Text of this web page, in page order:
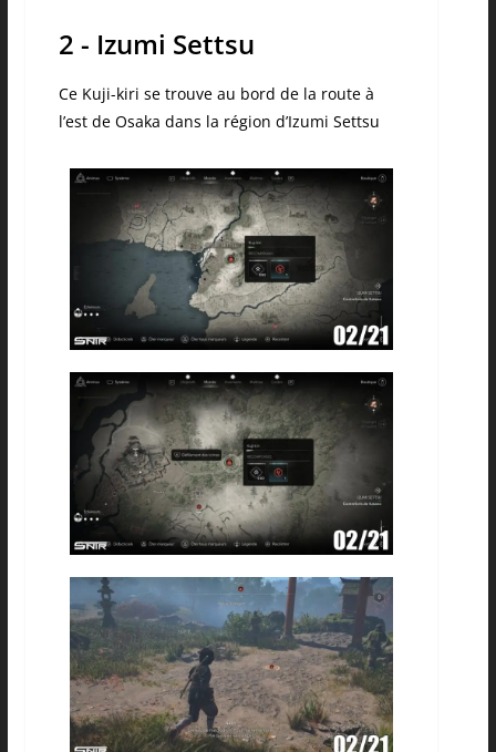
2 - Izumi Settsu
Ce Kuji-kiri se trouve au bord de la route à
l’est de Osaka dans la région d’Izumi Settsu